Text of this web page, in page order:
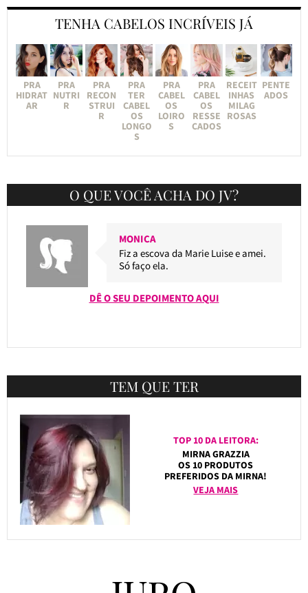
TENHA CABELOS INCRÍVEIS JÁ
PRA
HIDRAT
AR
PRA
NUTRI
R
PRA
RECON
STRUI
R
PRA
TER
CABEL
OS
LONGO
S
PRA
CABEL
OS
LOIRO
S
PRA
CABEL
OS
RESSE
CADOS
RECEIT
INHAS
MILAG
ROSAS
PENTE
ADOS
O QUE VOCÊ ACHA DO JV?
MONICA
Fiz a escova da Marie Luise e amei.
Só faço ela.
DÊ O SEU DEPOIMENTO AQUI
TEM QUE TER
TOP 10 DA LEITORA:
MIRNA GRAZZIA
OS 10 PRODUTOS
PREFERIDOS DA MIRNA!
VEJA MAIS